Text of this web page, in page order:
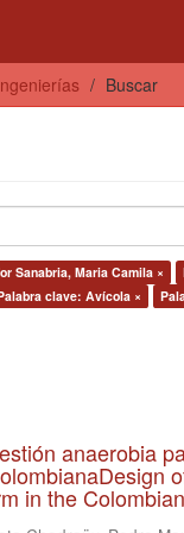
Buscar
Sanabria, Maria Camila ×
clave: Avícola ×
anaerobia
in the